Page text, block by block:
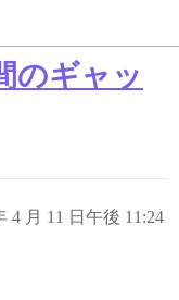
のギャッ
4 月 11 日午後 11:24